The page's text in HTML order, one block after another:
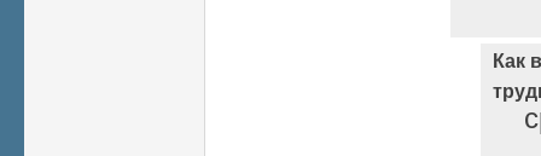
Как